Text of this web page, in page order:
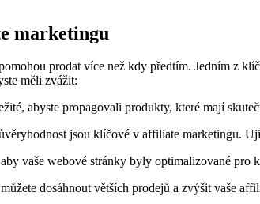
marketingu
prodat více než kdy předtím. Jedním z
měli zvážit:
abyste propagovali produkty, které mají
jsou klíčové v affiliate marketingu.
vaše webové stránky byly optimalizované pro
dosáhnout větších prodejů a zvýšit vaše